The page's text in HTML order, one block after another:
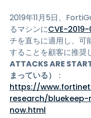
2019年11月5日、
るマシンにCVE-
チを直ちに適用し、可
することを顧客に推奨
ATTACKS ARE
まっている）
：
https://
research/
now.html